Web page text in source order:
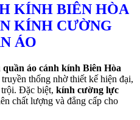
KÍNH BIÊN HÒA
KÍNH CƯỜNG
ÁO
quần áo cánh kính Biên Hòa
thống nhờ thiết kế hiện đại,
Đặc biệt, kính cường lực
chất lượng và đẳng cấp cho